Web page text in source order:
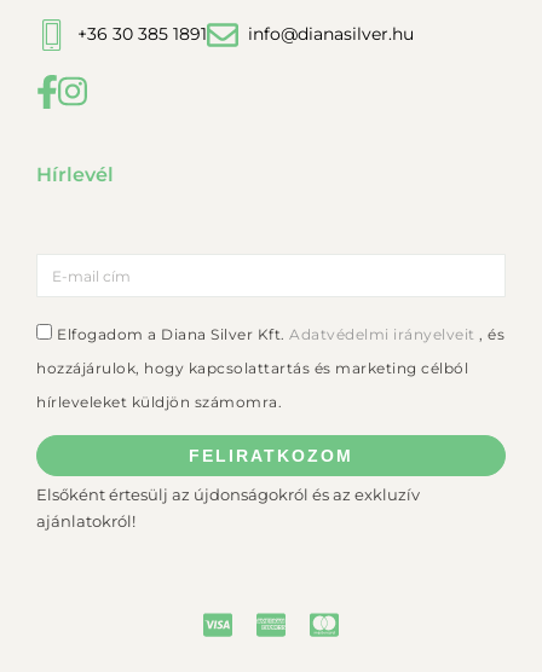
+36 30 385 1891 info@dianasilver.hu
Hírlevél
Elfogadom a Diana Silver Kft. Adatvédelmi irányelveit , és
hozzájárulok, hogy kapcsolattartás és marketing célból
hírleveleket küldjön számomra.
FELIRATKOZOM
Elsőként értesülj az újdonságokról és az exkluzív
ajánlatokról!